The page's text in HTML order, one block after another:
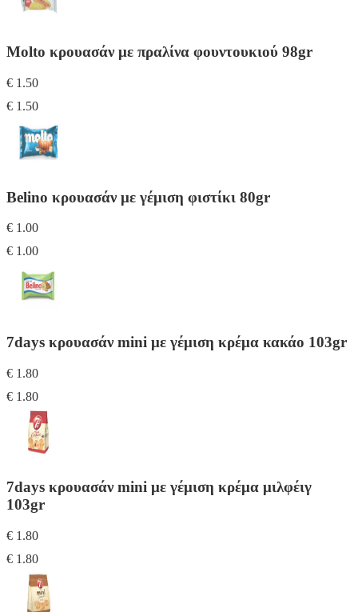
Molto κρουασάν με πραλίνα φουντουκιού 98gr
€ 1.50
€ 1.50
Belino κρουασάν με γέμιση φιστίκι 80gr
€ 1.00
€ 1.00
7days κρουασάν mini με γέμιση κρέμα κακάο 103gr
€ 1.80
€ 1.80
7days κρουασάν mini με γέμιση κρέμα μιλφέιγ
103gr
€ 1.80
€ 1.80